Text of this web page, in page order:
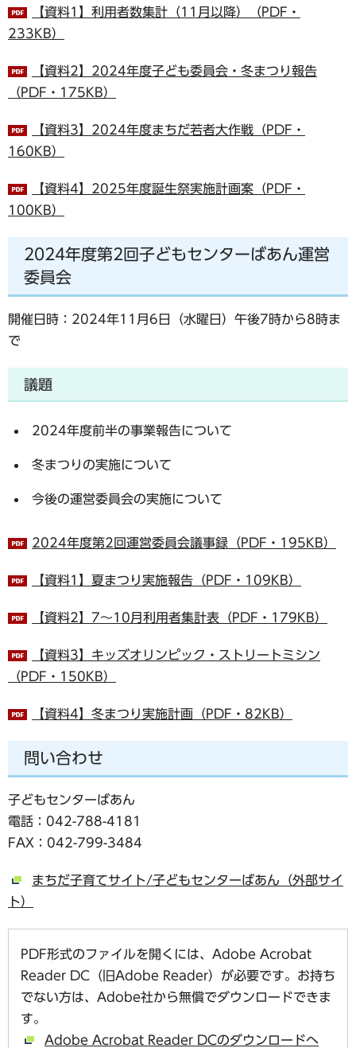
【資料1】利用者数集計（11月以降）（PDF・
233KB）
【資料2】2024年度子ども委員会・冬まつり報告
（PDF・175KB）
【資料3】2024年度まちだ若者大作戦（PDF・
160KB）
【資料4】2025年度誕生祭実施計画案（PDF・
100KB）
2024年度第2回子どもセンターばあん運営
委員会
開催日時：2024年11月6日（水曜日）午後7時から8時ま
で
議題
2024年度前半の事業報告について
冬まつりの実施について
今後の運営委員会の実施について
2024年度第2回運営委員会議事録（PDF・195KB）
【資料1】夏まつり実施報告（PDF・109KB）
【資料2】7～10月利用者集計表（PDF・179KB）
【資料3】キッズオリンピック・ストリートミシン
（PDF・150KB）
【資料4】冬まつり実施計画（PDF・82KB）
問い合わせ
子どもセンターばあん
電話：042-788-4181
FAX：042-799-3484
まちだ子育てサイト/子どもセンターばあん（外部サイ
ト）
PDF形式のファイルを開くには、Adobe Acrobat
Reader DC（旧Adobe Reader）が必要です。お持ち
でない方は、Adobe社から無償でダウンロードできま
す。
Adobe Acrobat Reader DCのダウンロードへ